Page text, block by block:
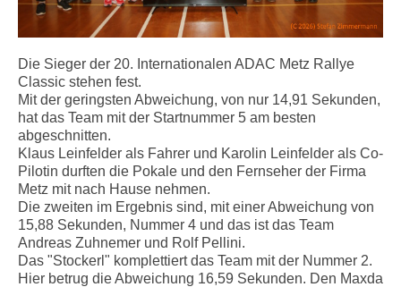
Die Sieger der 20. Internationalen ADAC Metz Rallye
Classic stehen fest.
Mit der geringsten Abweichung, von nur 14,91 Sekunden,
hat das Team mit der Startnummer 5 am besten
abgeschnitten.
Klaus Leinfelder als Fahrer und Karolin Leinfelder als Co-
Pilotin durften die Pokale und den Fernseher der Firma
Metz mit nach Hause nehmen.
Die zweiten im Ergebnis sind, mit einer Abweichung von
15,88 Sekunden, Nummer 4 und das ist das Team
Andreas Zuhnemer und Rolf Pellini.
Das "Stockerl" komplettiert das Team mit der Nummer 2.
Hier betrug die Abweichung 16,59 Sekunden. Den Maxda